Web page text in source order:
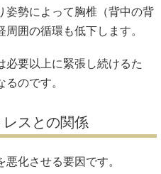
姿勢によって胸椎（背中の背
囲の循環も低下します。
必要以上に緊張し続けるた
のです。
スとの関係
化させる要因です。